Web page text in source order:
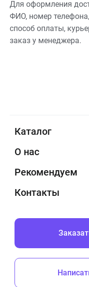
Для оформления
ФИО, номер
способ оплаты,
заказ у менеджера.
Каталог
О нас
Рекомендуем
Контакты